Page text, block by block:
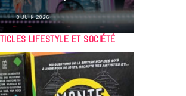
9 JUIN 2026
LIFESTYLE ET SOCIÉTÉ